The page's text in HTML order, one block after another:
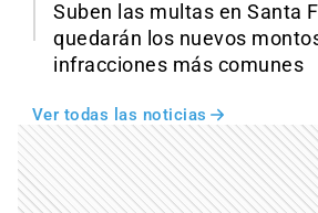
Suben las multas en Santa
quedarán los nuevos
infracciones más comunes
Ver todas las noticias